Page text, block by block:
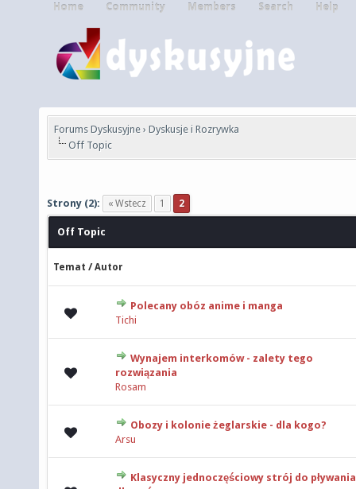
Home Community Members Search Help
Forums Dyskusyjne › Dyskusje i Rozrywka
Off Topic
Strony (2): « Wstecz 1 2
Off Topic
Temat /Autor
Polecany obóz anime i manga
Tichi
0 głosów - średnia ocena: 0 na 5 gwiazdek
Wynajem interkomów - zalety tego
rozwiązania
Rosam
0 głosów - średnia ocena: 0 na 5 gwiazdek
Obozy i kolonie żeglarskie - dla kogo?
Arsu
0 głosów - średnia ocena: 0 na 5 gwiazdek
Klasyczny jednoczęściowy strój do pływania